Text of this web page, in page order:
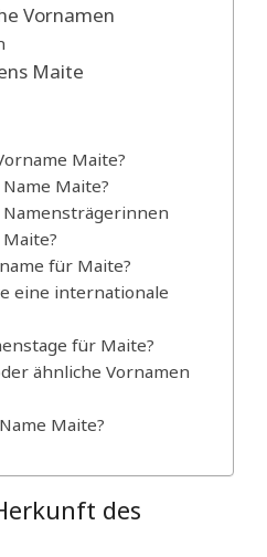
Vornamen
Maite
Maite?
Maite?
für Maite?
eine internationale
für Maite?
ähnliche Vornamen
Maite?
des